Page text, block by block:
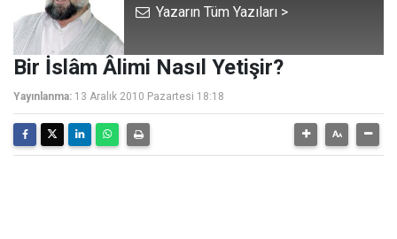
Yazarın Tüm Yazıları >
Bir İslâm Âlimi Nasıl Yetişir?
Yayınlanma: 13 Aralık 2010 Pazartesi 18:18